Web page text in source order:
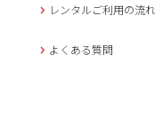
レンタルご利用の流れ
よくある質問